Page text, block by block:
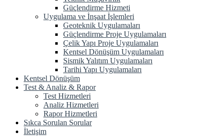
Güçlendirme Hizmeti
Uygulama ve İnşaat İşlemleri
Geoteknik Uygulamaları
Güçlendirme Proje Uygulamaları
Çelik Yapı Proje Uygulamaları
Kentsel Dönüşüm Uygulamaları
Sismik Yalıtım Uygulamaları
Tarihi Yapı Uygulamaları
Kentsel Dönüşüm
Test & Analiz & Rapor
Test Hizmetleri
Analiz Hizmetleri
Rapor Hizmetleri
Sıkca Sorulan Sorular
İletişim